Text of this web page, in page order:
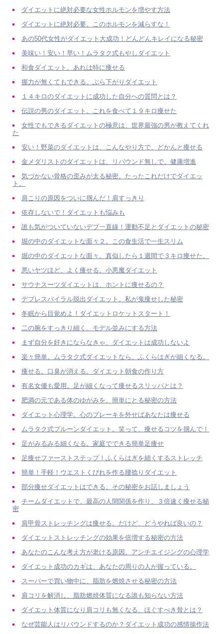
ダイエットに絶対必要な女性ホルモンを増やす方法
ダイエットに絶対必要。このホルモンを減らすな！
あの50代女性がダイエット大成功！どんどんキレイになる秘密
美味い！安い！早い！ムラタク式もやしダイエット
和食ダイエット。あれは特に痩せる
握力が無くてもできる、ぶら下がりダイエット
１４キロのダイエットに成功した自分への質問とは？
伝説の男のダイエット。これを食べて１９キロ痩せた
女性でもできるダイエットの極意は、世界最強の男が教えてくれ
た
安い！野菜のダイエットは、こんなやり方で、どかんと痩せる
金メダリストのダイエットは、リバウンド無しで、健康増進
気づかない骨格の歪みが太る秘密。たったこれだけでダイエッ
ト。
肩こりの原因をついに掴んだ！肩すっきり
依存しないで！ダイエットも悩みも
誰も気がついていないデブ一直線！運動不足とダイエットの秘密
堀の中のダイエットな面々２。この食生活で一生スリム
堀の中のダイエットな面々。真似したら１週間で３キロ痩せた。
悪いヤツほど、よく痩せる。小悪魔ダイエット
サウナスーツダイエットは、ホントに痩せるの？
デブレスパイラル脱出ダイエット。私が鬼痩せした秘密
冬眠から目覚めよ！ダイエットロケットスタート！
二の腕をすっきり細く、モデル並みにする方法
まず自分を好きにならなきゃ、ダイエットは成功しないよ
楽々簡単。ムラタク式ダイエットなら、ふくらはぎが細くなる。
痩せる。口臭が消える。ダイエット朝食の作り方
有名女優も愛用。足が細くなって痩せるスリッパとは？
肥満の元である体のゆがみを、簡単にとる秘密の方法
ダイエット心理学。心のブレーキを外せばあなたは痩せる
ムラタク式プルーンダイエット。笑って、痩せるコツを掴んで！
足がみるみる細くなる。家庭でできる簡単足痩せ
足痩せファーストステップ！ふくらはぎを細くするストレッチ
簡単！手軽！ウエストくびれを作る腰捻りダイエット
部分痩せダイエットはできる。その秘密をお話しましょう
チームダイエットで、最高の人間関係を作り、３倍速く痩せる秘
密
肩甲骨ストレッチングは痩せる。だけど、どうやれば良いの？
ダイエットストレッチングの効果を倍増する秘密の方法
あなたのこんな考え方が老ける原因。アンチエイジングの心理学
ダイエット成功のカギは、あなたの周りの人が握っている。
スーパーで買い物中に、脂肪を燃焼させる秘密の方法
肩コリを解消し、脂肪燃焼体質になる誰も知らない方法
ダイエット体質になり肩コリも無くなる、ほぐすべき骨とは？
なぜ芸能人はリバウンドするのか？ダイエット成功の感情操作法